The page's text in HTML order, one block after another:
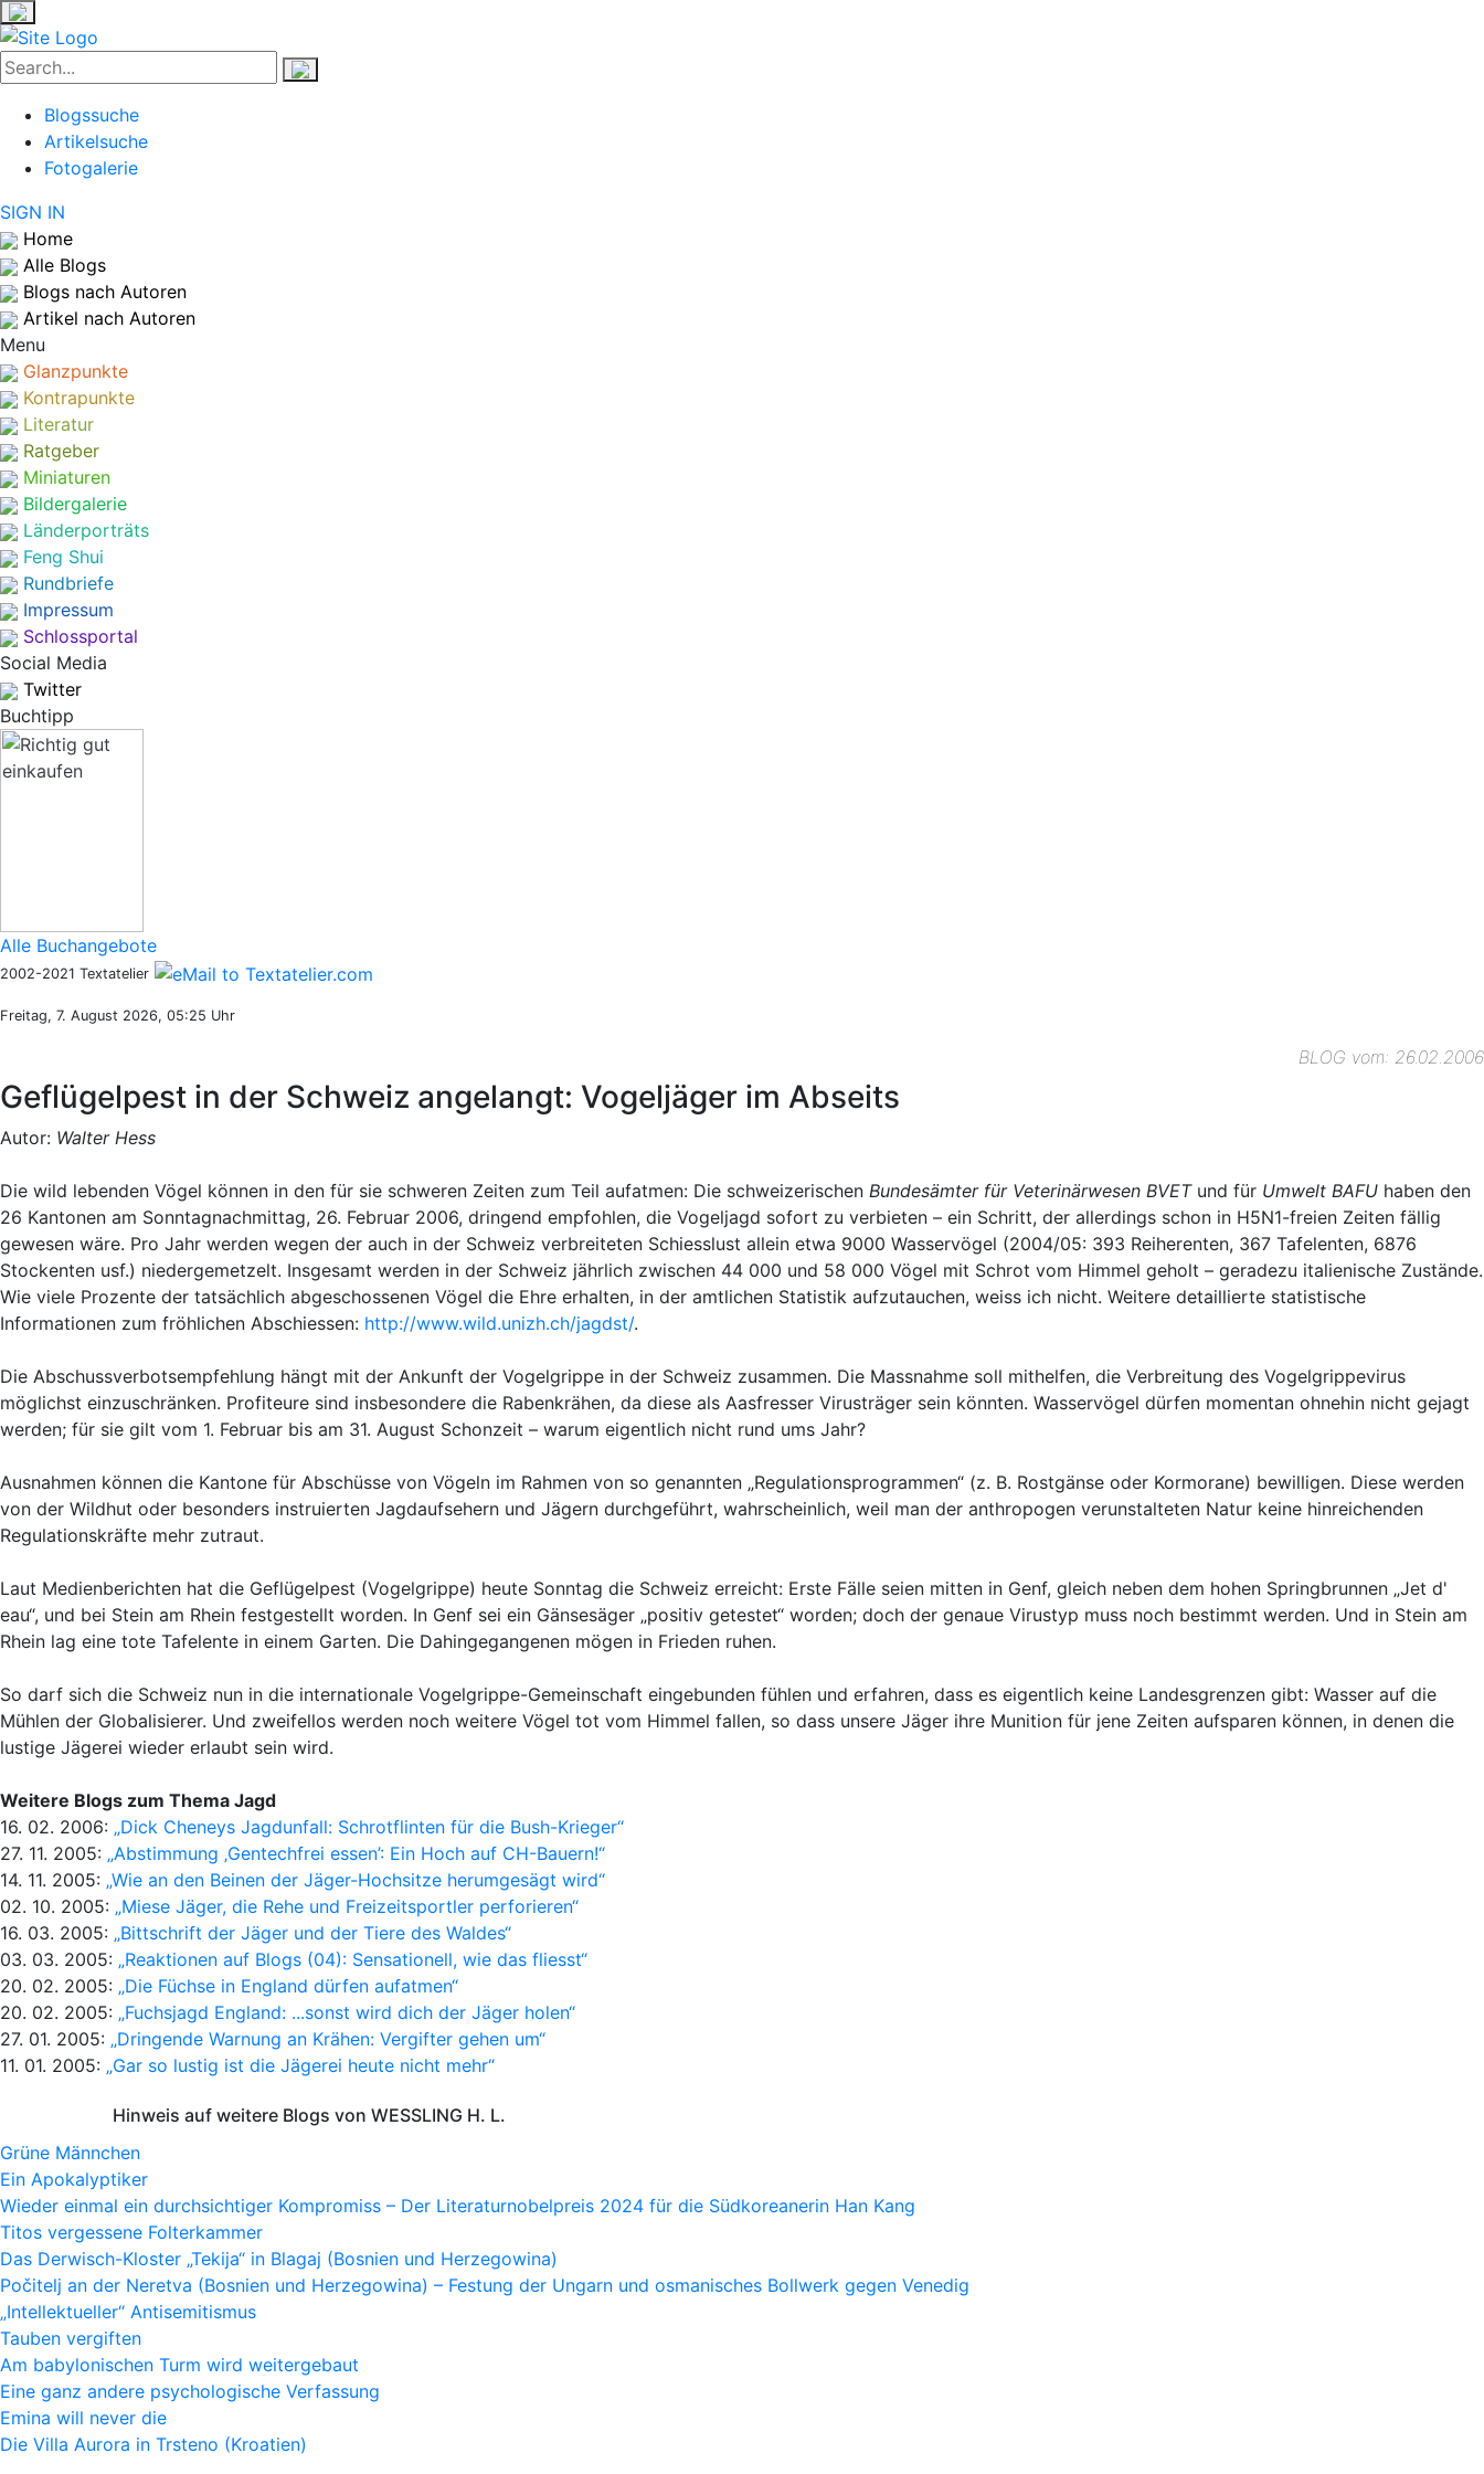
Blogssuche
Artikelsuche
Fotogalerie
SIGN IN
Home
Alle Blogs
Blogs nach Autoren
Artikel nach Autoren
Menu
Glanzpunkte
Kontrapunkte
Literatur
Ratgeber
Miniaturen
Bildergalerie
Länderporträts
Feng Shui
Rundbriefe
Impressum
Schlossportal
Social Media
Twitter
Buchtipp
Alle Buchangebote
2002-2021 Textatelier
Freitag, 7. August 2026, 05:25 Uhr
BLOG vom: 26.02.2006
Geflügelpest in der Schweiz angelangt: Vogeljäger im Abseits
Autor: Walter Hess
Die wild lebenden Vögel können in den für sie schweren Zeiten zum Teil aufatmen: Die schweizerischen Bundesämter für Veterinärwesen BVETund für Umwelt BAFU haben den
26 Kantonen am Sonntagnachmittag, 26. Februar 2006, dringend empfohlen, die Vogeljagd sofort zu verbieten – ein Schritt, der allerdings schon in H5N1-freien Zeiten fällig
gewesen wäre. Pro Jahr werden wegen der auch in der Schweiz verbreiteten Schiesslust allein etwa 9000 Wasservögel (2004/05: 393 Reiherenten, 367 Tafelenten, 6876
Stockenten usf.) niedergemetzelt. Insgesamt werden in der Schweiz jährlich zwischen 44 000 und 58 000 Vögel mit Schrot vom Himmel geholt – geradezu italienische Zustände.
Wie viele Prozente der tatsächlich abgeschossenen Vögel die Ehre erhalten, in der amtlichen Statistik aufzutauchen, weiss ich nicht. Weitere detaillierte statistische
Informationen zum fröhlichen Abschiessen: http://www.wild.unizh.ch/jagdst/.
Die Abschussverbotsempfehlung hängt mit der Ankunft der Vogelgrippe in der Schweiz zusammen. Die Massnahme soll mithelfen, die Verbreitung des Vogelgrippevirus
möglichst einzuschränken. Profiteure sind insbesondere die Rabenkrähen, da diese als Aasfresser Virusträger sein könnten. Wasservögel dürfen momentan ohnehin nicht gejagt
werden; für sie gilt vom 1. Februar bis am 31. August Schonzeit – warum eigentlich nicht rund ums Jahr?
Ausnahmen können die Kantone für Abschüsse von Vögeln im Rahmen von so genannten „Regulationsprogrammen“ (z. B. Rostgänse oder Kormorane) bewilligen. Diese werden
von der Wildhut oder besonders instruierten Jagdaufsehern und Jägern durchgeführt, wahrscheinlich, weil man der anthropogen verunstalteten Natur keine hinreichenden
Regulationskräfte mehr zutraut.
Laut Medienberichten hat die Geflügelpest (Vogelgrippe) heute Sonntag die Schweiz erreicht: Erste Fälle seien mitten in Genf, gleich neben dem hohen Springbrunnen „Jet d'
eau“, und bei Stein am Rhein festgestellt worden. In Genf sei ein Gänsesäger „positiv getestet“ worden; doch der genaue Virustyp muss noch bestimmt werden. Und in Stein am
Rhein lag eine tote Tafelente in einem Garten. Die Dahingegangenen mögen in Frieden ruhen.
So darf sich die Schweiz nun in die internationale Vogelgrippe-Gemeinschaft eingebunden fühlen und erfahren, dass es eigentlich keine Landesgrenzen gibt: Wasser auf die
Mühlen der Globalisierer. Und zweifellos werden noch weitere Vögel tot vom Himmel fallen, so dass unsere Jäger ihre Munition für jene Zeiten aufsparen können, in denen die
lustige Jägerei wieder erlaubt sein wird.
Weitere Blogs zum Thema Jagd
16. 02. 2006: „Dick Cheneys Jagdunfall: Schrotflinten für die Bush-Krieger“
27. 11. 2005: „Abstimmung ‚Gentechfrei essen’: Ein Hoch auf CH-Bauern!“
14. 11. 2005: „Wie an den Beinen der Jäger-Hochsitze herumgesägt wird“
02. 10. 2005: „Miese Jäger, die Rehe und Freizeitsportler perforieren“
16. 03. 2005: „Bittschrift der Jäger und der Tiere des Waldes“
03. 03. 2005: „Reaktionen auf Blogs (04): Sensationell, wie das fliesst“
20. 02. 2005: „Die Füchse in England dürfen aufatmen“
20. 02. 2005: „Fuchsjagd England: ...sonst wird dich der Jäger holen“
27. 01. 2005: „Dringende Warnung an Krähen: Vergifter gehen um“
11. 01. 2005: „Gar so lustig ist die Jägerei heute nicht mehr“
Hinweis auf weitere Blogs von WESSLING H. L.
Grüne Männchen
Ein Apokalyptiker
Wieder einmal ein durchsichtiger Kompromiss – Der Literaturnobelpreis 2024 für die Südkoreanerin Han Kang
Titos vergessene Folterkammer
Das Derwisch-Kloster „Tekija“ in Blagaj (Bosnien und Herzegowina)
Počitelj an der Neretva (Bosnien und Herzegowina) – Festung der Ungarn und osmanisches Bollwerk gegen Venedig
„Intellektueller“ Antisemitismus
Tauben vergiften
Am babylonischen Turm wird weitergebaut
Eine ganz andere psychologische Verfassung
Emina will never die
Die Villa Aurora in Trsteno (Kroatien)